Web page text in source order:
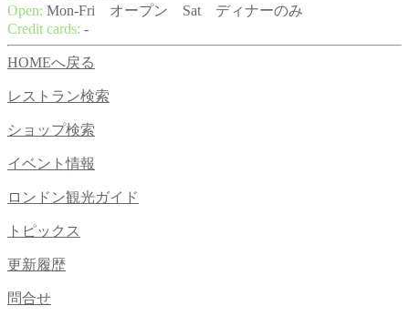
Open: Mon-Fri オープン Sat ディナーのみ
Credit cards: -
HOMEへ戻る
レストラン検索
ショップ検索
イベント情報
ロンドン観光ガイド
トピックス
更新履歴
問合せ